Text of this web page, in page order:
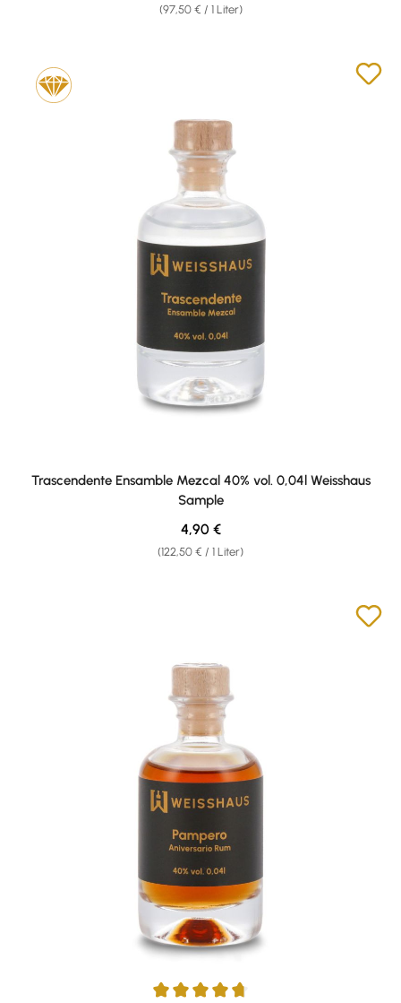
(97,50 € / 1 Liter)
Trascendente Ensamble Mezcal 40% vol. 0,04l Weisshaus
Sample
(122,50 € / 1 Liter)
Regulärer Preis:
4,90 €